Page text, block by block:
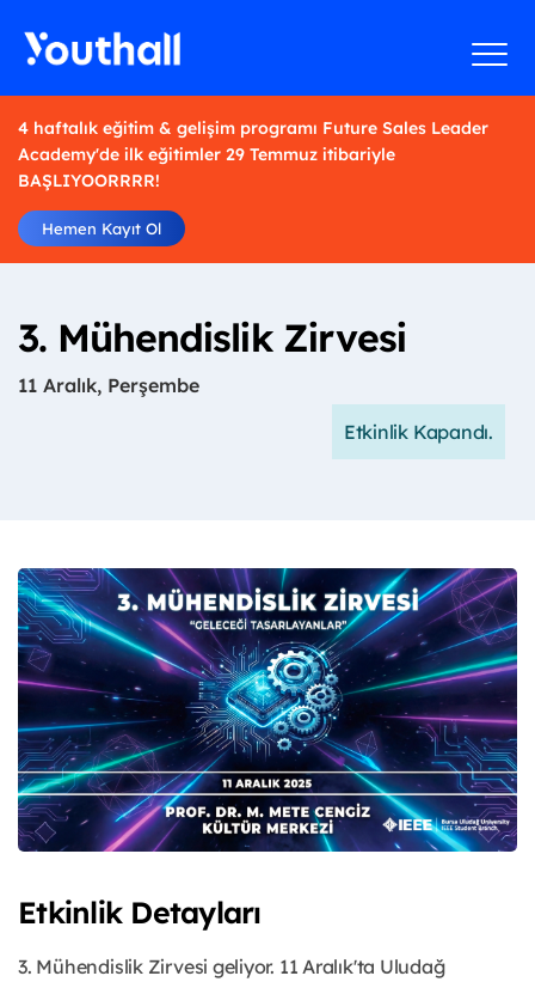
4 haftalık eğitim & gelişim programı Future Sales Leader
Academy'de ilk eğitimler 29 Temmuz itibariyle
BAŞLIYOORRRR!
Hemen Kayıt Ol
3. Mühendislik Zirvesi
11 Aralık, Perşembe
Etkinlik Kapandı.
Etkinlik Detayları
3. Mühendislik Zirvesi geliyor. 11 Aralık'ta Uludağ